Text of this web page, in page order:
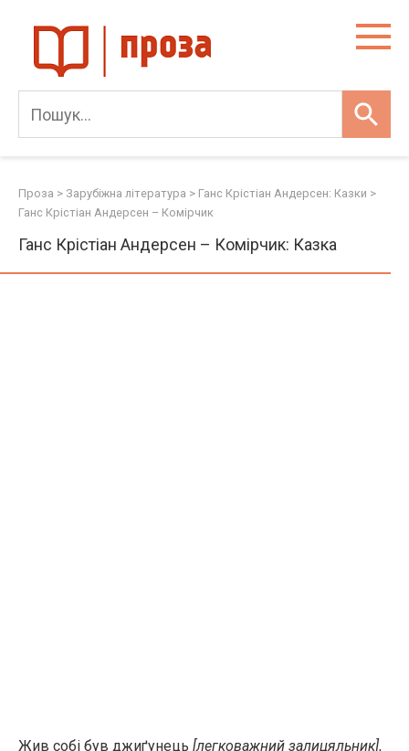
content
Проза > Зарубіжна література > Ганс Крістіан Андерсен: Казки >
Ганс Крістіан Андерсен – Комірчик
Ганс Крістіан Андерсен – Комірчик: Казка
Жив собі був джиґунець [легковажний залицяльник],